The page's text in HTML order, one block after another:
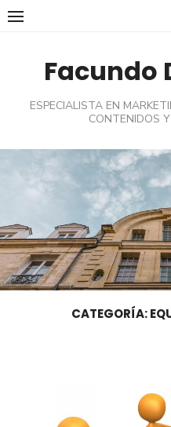
Skip
Facundo
ESPECIALISTA EN
CONTENIDOS
CATEGORÍA: